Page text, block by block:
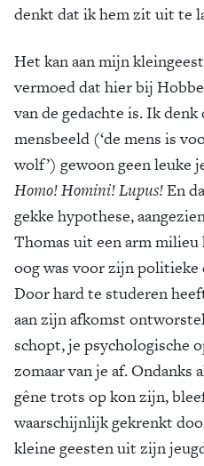
denkt dat ik hem zit uit te
Het kan aan mijn
vermoed dat hier bij
van de gedachte is. Ik
mensbeeld (‘de mens is
wolf’) gewoon geen leuke
Homo! Homini! Lupus!En
gekke hypothese,
Thomas uit een arm milieu
oog was voor zijn politieke
Door hard te studeren
aan zijn afkomst
schopt, je psychologische
zomaar van je af. Ondanks
gêne trots op kon zijn,
waarschijnlijk gekrenkt
kleine geesten uit zijn